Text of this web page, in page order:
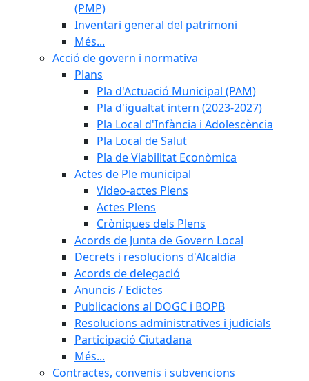
(PMP)
Inventari general del patrimoni
Més...
Acció de govern i normativa
Plans
Pla d'Actuació Municipal (PAM)
Pla d'igualtat intern (2023-2027)
Pla Local d'Infància i Adolescència
Pla Local de Salut
Pla de Viabilitat Econòmica
Actes de Ple municipal
Video-actes Plens
Actes Plens
Cròniques dels Plens
Acords de Junta de Govern Local
Decrets i resolucions d'Alcaldia
Acords de delegació
Anuncis / Edictes
Publicacions al DOGC i BOPB
Resolucions administratives i judicials
Participació Ciutadana
Més...
Contractes, convenis i subvencions